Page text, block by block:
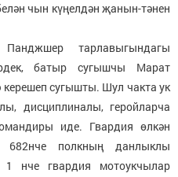
чын күңелдән җанын-тәнен
тарлавыгындагы
батыр сугышчы Марат
сугышты. Шул чакта ук
дисциплиналы, геройларча
иде. Гвардия өлкән
полкның данлыклы
1 нче гвардия мотоукчылар